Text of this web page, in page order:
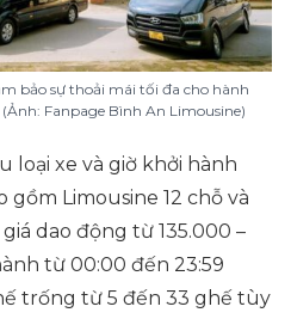
bảo sự thoải mái tối đa cho hành
Fanpage Bình An Limousine)
loại xe và giờ khởi hành
gồm Limousine 12 chỗ và
dao động từ 135.000 –
từ 00:00 đến 23:59
trống từ 5 đến 33 ghế tùy